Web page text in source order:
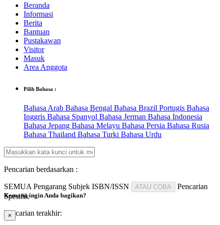
Beranda
Informasi
Berita
Bantuan
Pustakawan
Visitor
Masuk
Area Anggota
Pilih Bahasa :
Bahasa Arab Bahasa Bengal Bahasa Brazil Portugis Bahasa
Inggris Bahasa Spanyol Bahasa Jerman Bahasa Indonesia
Bahasa Jepang Bahasa Melayu Bahasa Persia Bahasa Rusia
Bahasa Thailand Bahasa Turki Bahasa Urdu
Pencarian berdasarkan :
SEMUA Pengarang Subjek ISBN/ISSN ATAU COBA
Pencarian
Spesifik
Pencarian terakhir:
Kemana ingin Anda bagikan?
×